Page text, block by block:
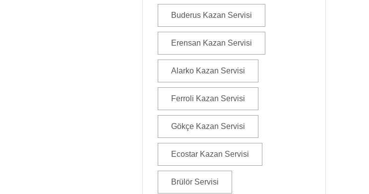
Buderus Kazan Servisi
Erensan Kazan Servisi
Alarko Kazan Servisi
Ferroli Kazan Servisi
Gökçe Kazan Servisi
Ecostar Kazan Servisi
Brülör Servisi